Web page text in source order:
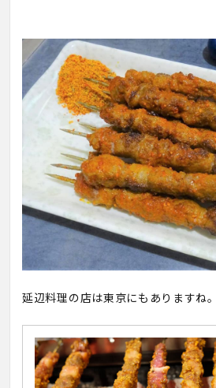
延辺料理の店は東京にもありますね。